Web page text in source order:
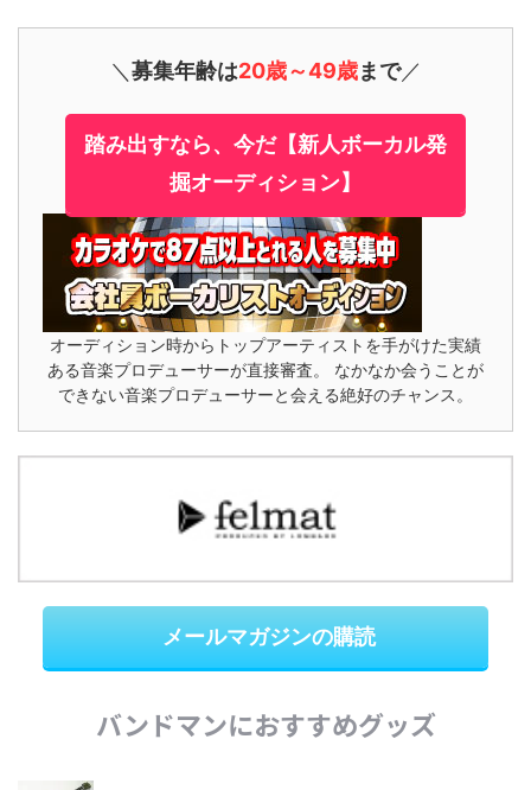
＼ 募集年齢は20歳～49歳まで／
踏み出すなら、今だ【新人ボーカル発
掘オーディション】
オーディション時からトップアーティストを手がけた実績
ある音楽プロデューサーが直接審査。 なかなか会うことが
できない音楽プロデューサーと会える絶好のチャンス。
メールマガジンの購読
バンドマンにおすすめグッズ